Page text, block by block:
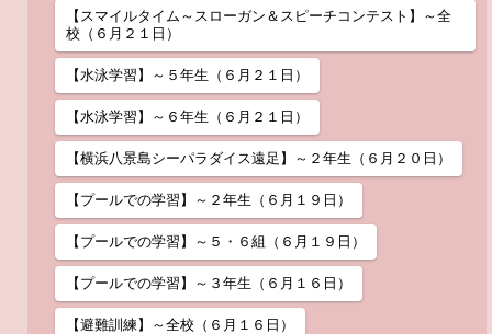
【スマイルタイム～スローガン＆スピーチコンテスト】～全
校（６月２１日）
【水泳学習】～５年生（６月２１日）
【水泳学習】～６年生（６月２１日）
【横浜八景島シーパラダイス遠足】～２年生（６月２０日）
【プールでの学習】～２年生（６月１９日）
【プールでの学習】～５・６組（６月１９日）
【プールでの学習】～３年生（６月１６日）
【避難訓練】～全校（６月１６日）